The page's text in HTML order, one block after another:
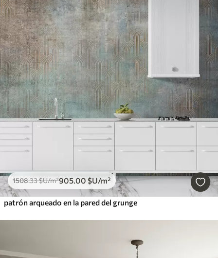
1508.33$U/m²905.00 $U/m²
patrón arqueado en la pared del grunge